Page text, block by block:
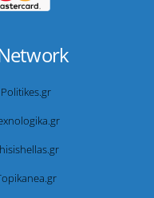
Politikes.gr